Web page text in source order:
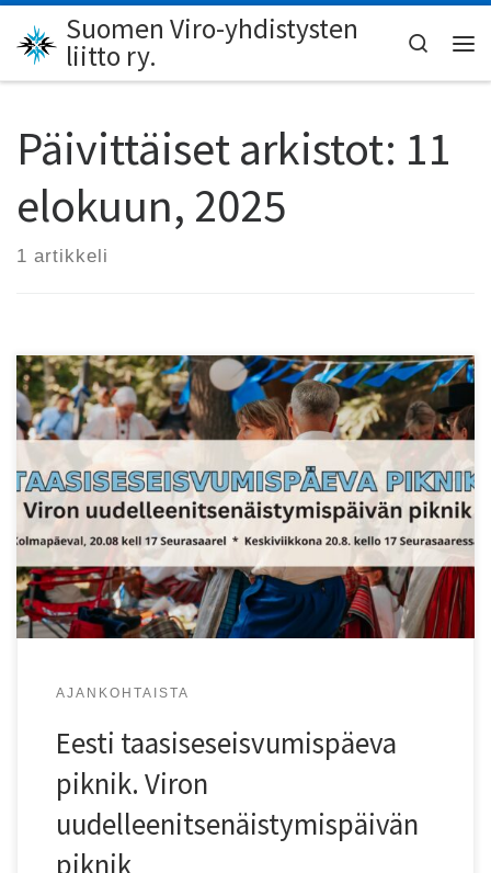
Skip to content
Suomen Viro-yhdistysten
liitto ry.
Search
Päivittäiset arkistot: 11
elokuun, 2025
1 artikkeli
Keskiviikkona 20.8. juhlitaan itsenäisyytensä palauttanutta
Viroa!
AJANKOHTAISTA
Eesti taasiseseisvumispäeva
piknik. Viron
uudelleenitsenäistymispäivän
piknik